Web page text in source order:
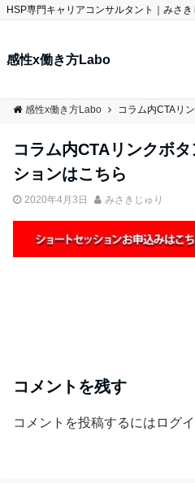
HSP専門キャリアコンサルタント｜みさき
感性x働き方Labo
感性x働き方Labo
コラム内CTAリンクボ
ションはこちら
2020年4月3日 みさきじゅり
コメントを残す
コメントを投稿するには ログ